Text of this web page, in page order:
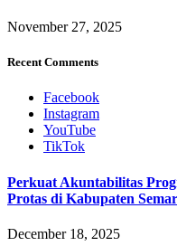
November 27, 2025
Recent Comments
Facebook
Instagram
YouTube
TikTok
Perkuat Akuntabilitas
Protas di Kabupaten
December 18, 2025